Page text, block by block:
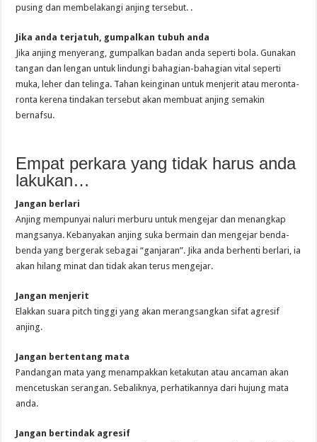
pusing dan membelakangi anjing tersebut. .
Jika anda terjatuh, gumpalkan tubuh anda
Jika anjing menyerang, gumpalkan badan anda seperti bola. Gunakan
tangan dan lengan untuk lindungi bahagian-bahagian vital seperti
muka, leher dan telinga. Tahan keinginan untuk menjerit atau meronta-
ronta kerena tindakan tersebut akan membuat anjing semakin
bernafsu.
Empat perkara yang tidak harus anda
lakukan…
Jangan berlari
Anjing mempunyai naluri merburu untuk mengejar dan menangkap
mangsanya. Kebanyakan anjing suka bermain dan mengejar benda-
benda yang bergerak sebagai “ganjaran”. Jika anda berhenti berlari, ia
akan hilang minat dan tidak akan terus mengejar.
Jangan menjerit
Elakkan suara pitch tinggi yang akan merangsangkan sifat agresif
anjing.
Jangan bertentang mata
Pandangan mata yang menampakkan ketakutan atau ancaman akan
mencetuskan serangan. Sebaliknya, perhatikannya dari hujung mata
anda.
Jangan bertindak agresif